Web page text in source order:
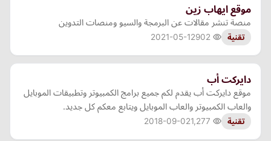
موقع ايهاب زين
منصة تنشر مقالات عن البرمجة والسيو ومنصات التدوين
تقنية 2021-05-12
دايركت أب
موقع دايركت أب يقدم لكم جميع برامج الكمبيوتر وتطبيقات الموبايل
والعاب الكمبيوتر والعاب الموبايل ويتابع معكم كل جديد.
تقنية 2018-09-02